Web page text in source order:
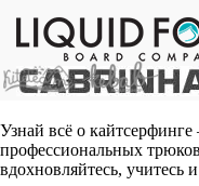
Узнай всё о
профессиональных
вдохновляйтесь,